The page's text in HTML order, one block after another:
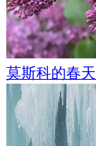
莫斯科的春天